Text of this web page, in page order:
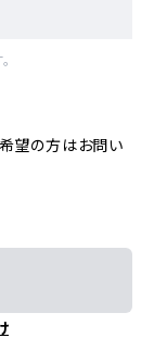
望の方はお問い